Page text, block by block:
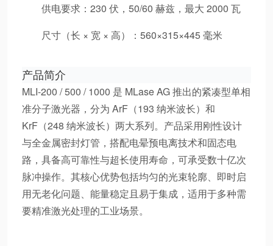
供电要求：230 伏，50/60 赫兹，最大 2000 瓦
尺寸（长 × 宽 × 高）：560×315×445 毫米
产品简介
MLI-200 / 500 / 1000 是 MLase AG 推出的紧凑型单相
准分子激光器，分为 ArF（193 纳米波长）和
KrF（248 纳米波长）两大系列。产品采用刚性设计
与全金属密封灯管，搭配电晕预电离技术和固态电
路，具备高可靠性与超长使用寿命，可承受数十亿次
脉冲操作。其核心优势包括均匀的光束轮廓、即时启
用无老化问题、能量稳定且易于集成，适用于多种需
要精准激光处理的工业场景。